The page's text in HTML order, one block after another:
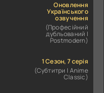
Оновлення
Українського
озвучення
(Професійний
дубльований |
Postmodern)
1 Сезон, 7 серія
(Субтитри | Anime
Classic)